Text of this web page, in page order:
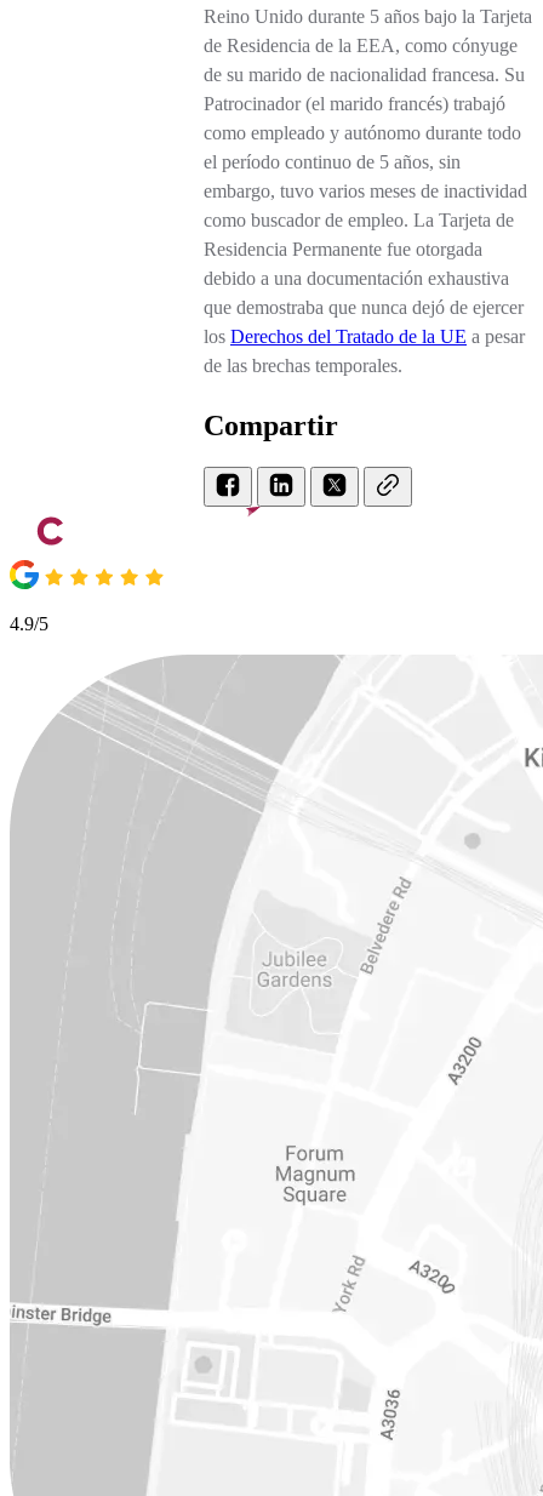
Reino Unido durante 5 años bajo la Tarjeta
de Residencia de la EEA, como cónyuge
de su marido de nacionalidad francesa. Su
Patrocinador (el marido francés) trabajó
como empleado y autónomo durante todo
el período continuo de 5 años, sin
embargo, tuvo varios meses de inactividad
como buscador de empleo. La Tarjeta de
Residencia Permanente fue otorgada
debido a una documentación exhaustiva
que demostraba que nunca dejó de ejercer
los Derechos del Tratado de la UE a pesar
de las brechas temporales.
Compartir
4.9/5